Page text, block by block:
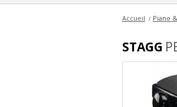
Accueil Piano
STAGG